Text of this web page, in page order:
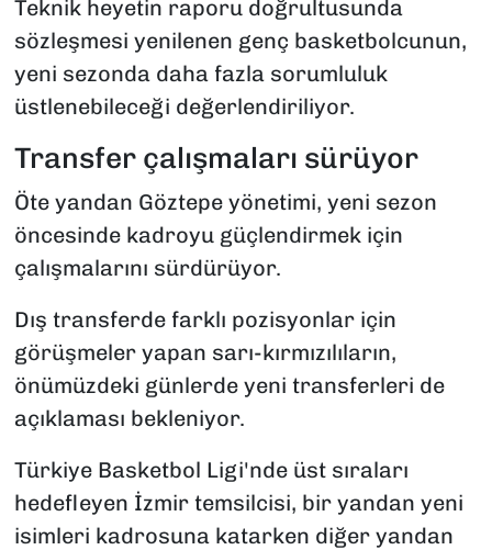
Teknik heyetin raporu doğrultusunda
sözleşmesi yenilenen genç basketbolcunun,
yeni sezonda daha fazla sorumluluk
üstlenebileceği değerlendiriliyor.
Transfer çalışmaları sürüyor
Öte yandan Göztepe yönetimi, yeni sezon
öncesinde kadroyu güçlendirmek için
çalışmalarını sürdürüyor.
Dış transferde farklı pozisyonlar için
görüşmeler yapan sarı-kırmızılıların,
önümüzdeki günlerde yeni transferleri de
açıklaması bekleniyor.
Türkiye Basketbol Ligi'nde üst sıraları
hedefleyen İzmir temsilcisi, bir yandan yeni
isimleri kadrosuna katarken diğer yandan